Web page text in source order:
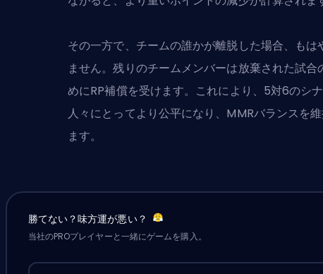
その一方で、チームの誰かが離脱した場合、もは
ません。残りのチームメンバーは放棄された試合
めにRP補償を受けます。これにより、5対6のシ
人々にとってより公平になり、MMRバランスを
ます。
勝てない？味方運が悪い？
当社のPROプレイヤーと一緒にゲームを購入。